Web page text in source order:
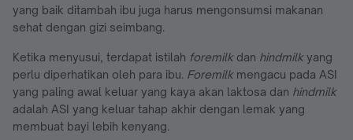
yang baik ditambah ibu juga harus mengonsumsi makanan
sehat dengan gizi seimbang.
Ketika menyusui, terdapat istilah foremilk dan hindmilkyang
perlu diperhatikan oleh para ibu. Foremilkmengacu pada ASI
yang paling awal keluar yang kaya akan laktosa dan hindmilk
adalah ASI yang keluar tahap akhir dengan lemak yang
membuat bayi lebih kenyang.